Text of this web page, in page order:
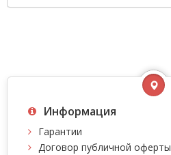
Информация
Гарантии
Договор публичной оферты